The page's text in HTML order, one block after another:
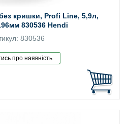
кришки, Profi Line, 5,9л,
830536 Hendi
830536